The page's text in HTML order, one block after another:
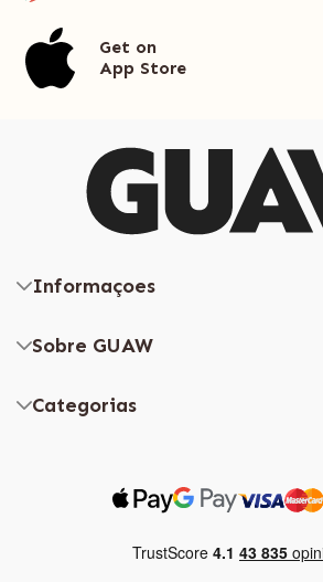
Get on
App Store
Informaçoes
Sobre GUAW
Categorias